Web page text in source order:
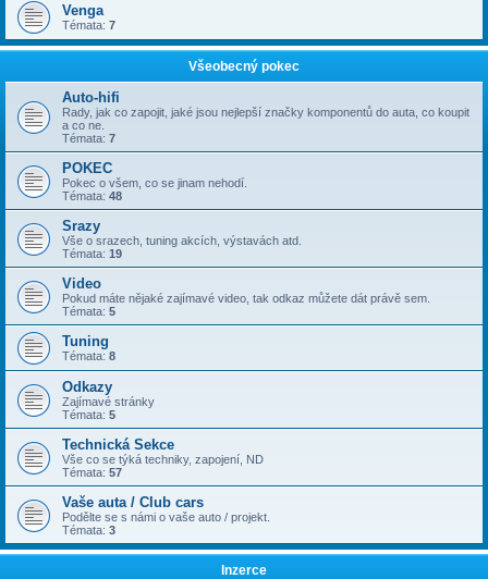
Venga
Témata: 7
Všeobecný pokec
Auto-hifi
Rady, jak co zapojit, jaké jsou nejlepší značky komponentů do auta, co koupit
a co ne.
Témata: 7
POKEC
Pokec o všem, co se jinam nehodí.
Témata: 48
Srazy
Vše o srazech, tuning akcích, výstavách atd.
Témata: 19
Video
Pokud máte nějaké zajímavé video, tak odkaz můžete dát právě sem.
Témata: 5
Tuning
Témata: 8
Odkazy
Zajímavé stránky
Témata: 5
Technická Sekce
Vše co se týká techniky, zapojení, ND
Témata: 57
Vaše auta / Club cars
Podělte se s námi o vaše auto / projekt.
Témata: 3
Inzerce